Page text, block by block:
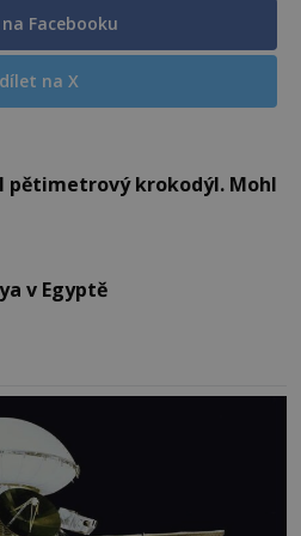
Facebooku
na X
pětimetrový krokodýl. Mohl
v Egyptě